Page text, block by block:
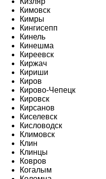
Кимовск
Кимры
Кингисепп
Кинель
Кинешма
Киреевск
Киржач
Кириши
Киров
Кирово-Чепецк
Кировск
Кирсанов
Киселевск
Кисловодск
Климовск
Клин
Клинцы
Ковров
Когалым